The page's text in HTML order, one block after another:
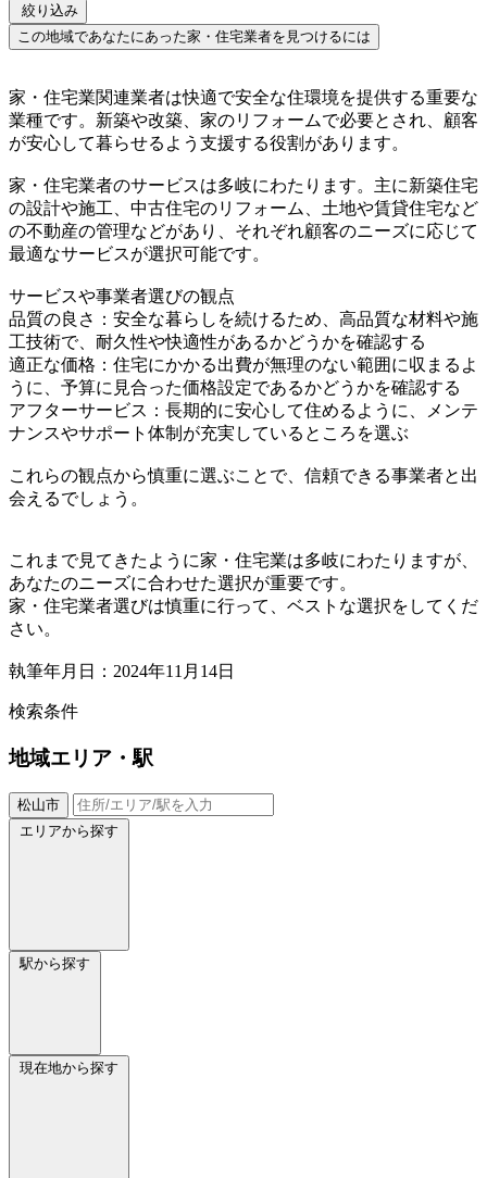
絞り込み
この地域であなたにあった家・住宅業者を見つけるには
家・住宅業関連業者は快適で安全な住環境を提供する重要な
業種です。新築や改築、家のリフォームで必要とされ、顧客
が安心して暮らせるよう支援する役割があります。
家・住宅業者のサービスは多岐にわたります。主に新築住宅
の設計や施工、中古住宅のリフォーム、土地や賃貸住宅など
の不動産の管理などがあり、それぞれ顧客のニーズに応じて
最適なサービスが選択可能です。
サービスや事業者選びの観点
品質の良さ：安全な暮らしを続けるため、高品質な材料や施
工技術で、耐久性や快適性があるかどうかを確認する
適正な価格：住宅にかかる出費が無理のない範囲に収まるよ
うに、予算に見合った価格設定であるかどうかを確認する
アフターサービス：長期的に安心して住めるように、メンテ
ナンスやサポート体制が充実しているところを選ぶ
これらの観点から慎重に選ぶことで、信頼できる事業者と出
会えるでしょう。
これまで見てきたように家・住宅業は多岐にわたりますが、
あなたのニーズに合わせた選択が重要です。
家・住宅業者選びは慎重に行って、ベストな選択をしてくだ
さい。
執筆年月日：2024年11月14日
検索条件
地域エリア・駅
松山市
エリアから探す
駅から探す
現在地から探す